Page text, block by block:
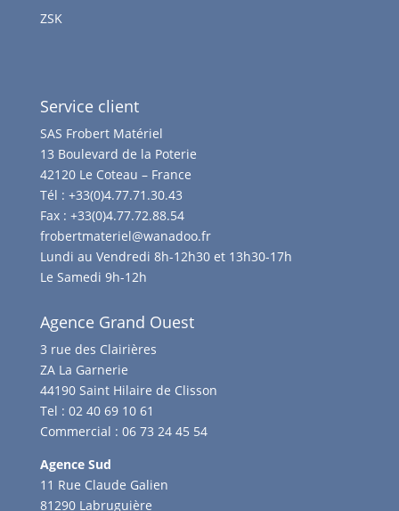
ZSK
Service client
SAS Frobert Matériel
13 Boulevard de la Poterie
42120 Le Coteau – France
Tél : +33(0)4.77.71.30.43
Fax : +33(0)4.77.72.88.54
frobertmateriel@wanadoo.fr
Lundi au Vendredi 8h-12h30 et 13h30-17h
Le Samedi 9h-12h
Agence Grand Ouest
3 rue des Clairières
ZA La Garnerie
44190 Saint Hilaire de Clisson
Tel : 02 40 69 10 61
Commercial : 06 73 24 45 54
Agence Sud
11 Rue Claude Galien
81290 Labruguière